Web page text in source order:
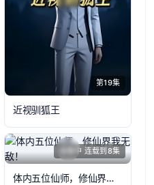
第19集
近视驯狐王
连载中 连载到8集
体内五位仙师，修仙界我无敌！